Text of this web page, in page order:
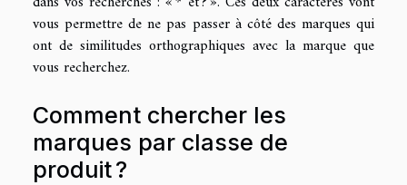
vous permettre de ne pas passer à côté des marques qui
ont de similitudes orthographiques avec la marque que
vous recherchez.
Comment chercher les
marques par classe de
produit ?